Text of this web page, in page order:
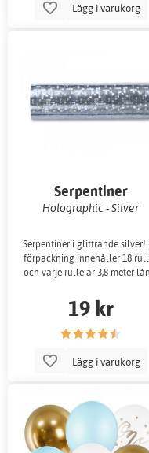
Lägg i varukorg
Serpentiner
Holographic - Silver
Serpentiner i glittrande silver!
förpackning innehåller 18
och varje rulle är 3,8 meter
19 kr
Lägg i varukorg